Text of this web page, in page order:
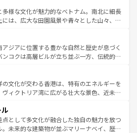
が味わえる。 なお、新着の台湾情報は コンテンツ一覧を参
。
延ばせば四季折々の自然美を楽しむことが
て、キムチや焼肉、絶品のストリートフード
まな韓国料理が待っている。夜には、韓国な
ながら、韓国の多彩な魅力を心ゆくまで味
わってみてほしい。 なお、新着の韓国情報はコンテンツ一
ほしい。
多様な文化が魅力的なベトナム。南北に細長
には、広大な田園風景や青々とした山々、世
に伝統が息づく。ハノイの古い町並みやホ
フランス統治時代の建物も、独特の雰囲気を
る。また、バラエティの豊かさとおいしさで
バインミー、ベトナムコーヒーなどは、ぜ
いたい。どの地域を訪れてもあたたかい人々
えてくれるので、きっと忘れられない旅にな
。
アジアに位置する豊かな自然と歴史が息づく
ンコクは高層ビルが立ち並ぶ一方、伝統的な
ている。北部ではチェンマイなどの山岳地
れ合い、南部ではプーケットやクラビの美し
ゾート気分を楽しむことができる。タイ料理
一年中温暖で、どの季節にも異なる楽しみ
。親しみやすいタイの人々、仏教を中心とし
て多様な観光資源が、訪れる旅人を魅了し続
の文化が交わる香港は、特有のエネルギーを
ヴィクトリア湾に広がる壮大な景色、近未来
ても感動するはず。観光スポットが密集し
よく見どころを回れるのも魅力。息をのむよ
文化的な体験まで、香港を存分に楽しみ尽く
点として多文化が融合した独自の魅力を放つ
。未来的な建築物が並ぶマリーナベイ、歴史